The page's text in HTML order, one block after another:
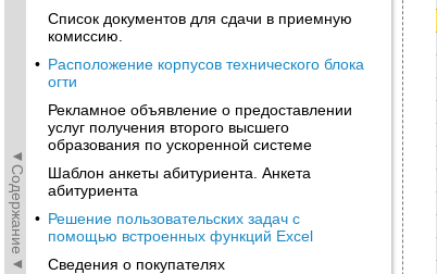
◄Содержание◄
Список документов для сдачи в приемную
комиссию.
• Расположение корпусов технического блока
огти
Рекламное объявление о предоставлении
услуг получения второго высшего
образования по ускоренной системе
Шаблон анкеты абитуриента. Анкета
абитуриента
• Решение пользовательских задач с
помощью встроенных функций Excel
Сведения о покупателях